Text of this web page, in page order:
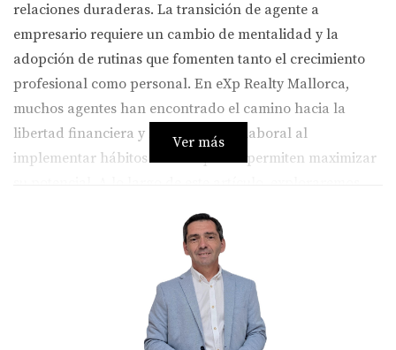
relaciones duraderas. La transición de agente a
empresario requiere un cambio de mentalidad y la
adopción de rutinas que fomenten tanto el crecimiento
profesional como personal. En eXp Realty Mallorca,
muchos agentes han encontrado el camino hacia la
libertad financiera y la satisfacción laboral al
implementar hábitos diarios que les permiten maximizar
rutinas pueden transformar tu carrera y tu vida.
Caso de Estudio 1: La Importancia
de la Planificación
Uno de los primeros pasos para convertirse en un
Ver más